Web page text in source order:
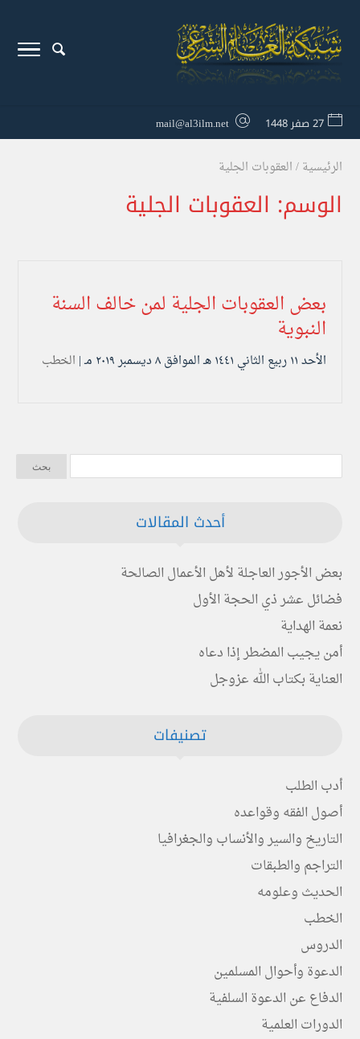
27 صفر 1448 mail@al3ilm.net
الرئيسية/العقوبات الجلية
الوسم: العقوبات الجلية
بعض العقوبات الجلية لمن خالف السنة
النبوية
الأحد ۱۱ ربيع الثاني ۱٤٤۱ هـ الموافق ۸ ديسمبر ۲۰۱۹ مـ | الخطب
أحدث المقالات
بعض الأجور العاجلة لأهل الأعمال الصالحة
فضائل عشر ذي الحجة الأول
نعمة الهداية
أمن يجيب المضطر إذا دعاه
العناية بكتاب الله عزوجل
تصنيفات
أدب الطلب
أصول الفقه وقواعده
التاريخ والسير والأنساب والجغرافيا
التراجم والطبقات
الحديث وعلومه
الخطب
الدروس
الدعوة وأحوال المسلمين
الدفاع عن الدعوة السلفية
الدورات العلمية